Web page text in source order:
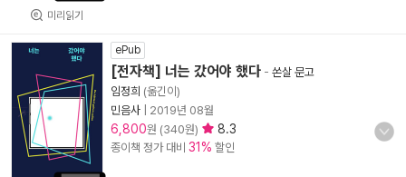
미리읽기
ePub
[전자책] 너는 갔어야 했다 - 쏜살 문고
임정희 (옮긴이)
민음사
2019년 08월
6,800원 (340원) 8.3
종이책 정가 대비 31% 할인